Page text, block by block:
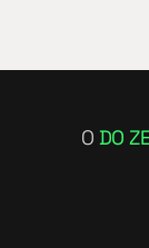
O DO